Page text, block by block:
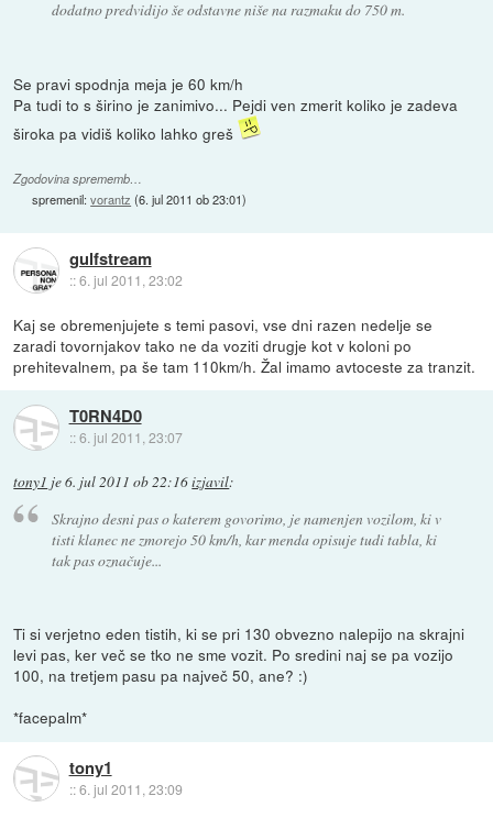
dodatno predvidijo še odstavne niše na razmaku do 750 m.
Se pravi spodnja meja je 60 km/h
Pa tudi to s širino je zanimivo... Pejdi ven zmerit koliko je zadeva
široka pa vidiš koliko lahko greš
Zgodovina sprememb…
spremenil:vorantz (6. jul 2011 ob 23:01)
gulfstream
::6. jul 2011, 23:02
Kaj se obremenjujete s temi pasovi, vse dni razen nedelje se
zaradi tovornjakov tako ne da voziti drugje kot v koloni po
prehitevalnem, pa še tam 110km/h. Žal imamo avtoceste za tranzit.
T0RN4D0
::6. jul 2011, 23:07
tony1 je6. jul 2011 ob 22:16izjavil:
Skrajno desni pas o katerem govorimo, je namenjen vozilom, ki v
tisti klanec ne zmorejo 50 km/h, kar menda opisuje tudi tabla, ki
tak pas označuje...
Ti si verjetno eden tistih, ki se pri 130 obvezno nalepijo na skrajni
levi pas, ker več se tko ne sme vozit. Po sredini naj se pa vozijo
100, na tretjem pasu pa največ 50, ane? :)
*facepalm*
tony1
::6. jul 2011, 23:09